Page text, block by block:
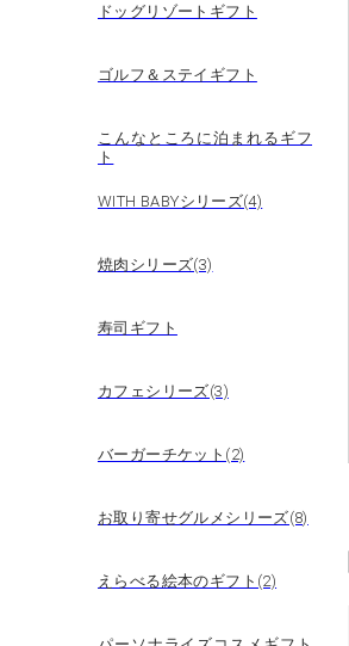
ドッグリゾートギフト
ゴルフ＆ステイギフト
こんなところに泊まれるギフ
ト
WITH BABYシリーズ(4)
焼肉シリーズ(3)
寿司ギフト
カフェシリーズ(3)
バーガーチケット(2)
お取り寄せグルメシリーズ(8)
えらべる絵本のギフト(2)